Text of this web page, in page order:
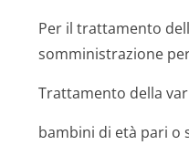
Per il trattamento
somministrazione
Trattamento della
bambini di età pari o